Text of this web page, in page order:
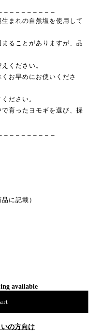
まれの自然塩を使用して
ることがありますが、品
ください。
お早めにお使いくださ
ださい。
育ったヨモギを選び、採
に記載）
available
の方向け